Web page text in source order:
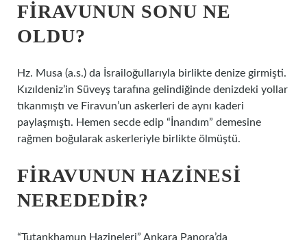
FIRAVUNUN SONU NE
OLDU?
Hz. Musa (a.s.) da İsrailoğullarıyla birlikte denize girmişti.
Kızıldeniz’in Süveyş tarafına gelindiğinde denizdeki yollar
tıkanmıştı ve Firavun’un askerleri de aynı kaderi
paylaşmıştı. Hemen secde edip “İnandım” demesine
rağmen boğularak askerleriyle birlikte ölmüştü.
FIRAVUNUN HAZINESI
NEREDEDIR?
“Tutankhamun Hazineleri” Ankara Panora’da